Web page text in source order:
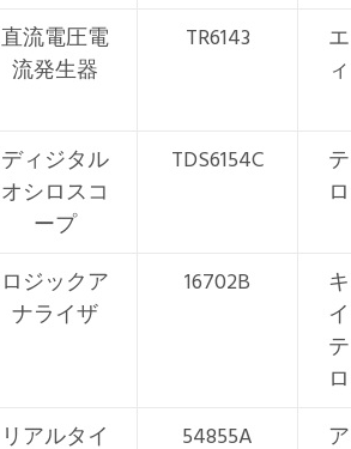
直流電圧電
流発生器
TR6143
ディジタル
オシロスコ
ープ
TDS6154C
ロジックア
ナライザ
16702B
リアルタイ
54855A